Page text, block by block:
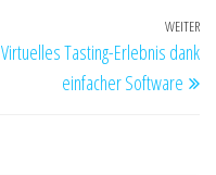
WEITER
Virtuelles Tasting-Erlebnis dank
einfacher Software